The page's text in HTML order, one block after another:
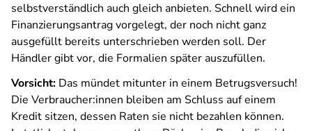
selbstverständlich auch gleich anbieten. Schnell wird ein
Finanzierungsantrag vorgelegt, der noch nicht ganz
ausgefüllt bereits unterschrieben werden soll. Der
Händler gibt vor, die Formalien später auszufüllen.
Vorsicht: Das mündet mitunter in einem Betrugsversuch!
Die Verbraucher:innen bleiben am Schluss auf einem
Kredit sitzen, dessen Raten sie nicht bezahlen können.